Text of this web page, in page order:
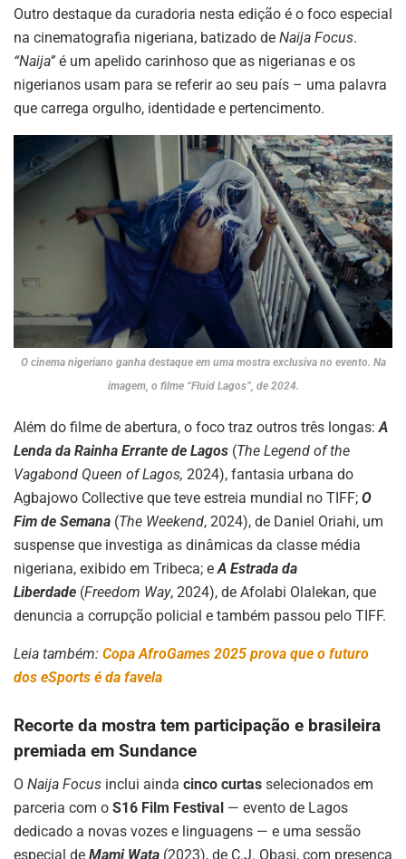
Outro destaque da curadoria nesta edição é o foco especial
na cinematografia nigeriana, batizado de Naija Focus.
“Naija” é um apelido carinhoso que as nigerianas e os
nigerianos usam para se referir ao seu país – uma palavra
que carrega orgulho, identidade e pertencimento.
O cinema nigeriano ganha destaque em uma mostra exclusiva no evento. Na
imagem, o filme “Fluid Lagos”, de 2024.
Além do filme de abertura, o foco traz outros três longas:A
Lenda da Rainha Errante de Lagos (The Legend of the
Vagabond Queen of Lagos, 2024), fantasia urbana do
Agbajowo Collective que teve estreia mundial no TIFF; O
Fim de Semana (The Weekend, 2024), de Daniel Oriahi, um
suspense que investiga as dinâmicas da classe média
nigeriana, exibido em Tribeca; eA Estrada da
Liberdade (Freedom Way, 2024), de Afolabi Olalekan, que
denuncia a corrupção policial e também passou pelo TIFF.
Leia também: Copa AfroGames 2025 prova que o futuro
dos eSports é da favela
Recorte da mostra tem participação e brasileira
premiada em Sundance
O Naija Focus inclui ainda cinco curtas selecionados em
parceria com o S16 Film Festival — evento de Lagos
dedicado a novas vozes e linguagens — e uma sessão
especial de Mami Wata (2023), de C.J. Obasi, com presença